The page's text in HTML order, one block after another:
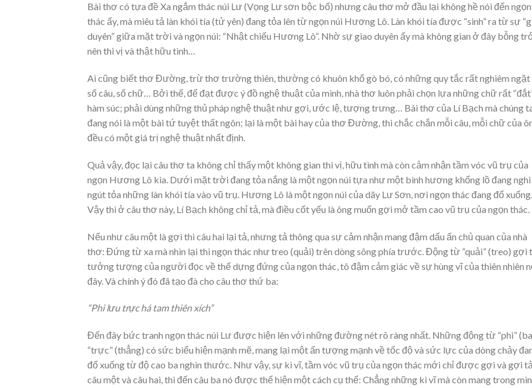
Bài thơ có tựa đề Xa ngắm thác núi Lư (Vọng Lư sơn bộc bố) nhưng câu thơ mở đầu lại không hề nói đến ngọn
thác ấy, mà miêu tả làn khói tía (tử yên) đang tỏa lên từ ngọn núi Hương Lô. Làn khói tía được “sinh” ra từ sự
duyên” giữa mặt trời và ngọn núi: “Nhật chiếu Hương Lô”. Nhờ sự giao duyên ấy mà không gian ở đây bỗng
nên thi vị và thật hữu tình…
Ai cũng biết thơ Đường, trừ thơ trường thiên, thường có khuôn khổ gò bó, có những quy tắc rất nghiêm ngặt
số câu, số chữ… Bởi thế, để đạt được ý đồ nghệ thuật của mình, nhà thơ luôn phải chọn lựa những chữ rất
hàm súc; phải dùng những thủ pháp nghệ thuật như gợi, ước lệ, tượng trưng… Bài thơ của Lí Bạch mà chúng
đang nói là một bài tứ tuyệt thất ngôn; lại là một bài hay của thơ Đường, thì chắc chắn mỗi câu, mỗi chữ của
đều có một giá trị nghệ thuật nhất định.
Quả vậy, đọc lại câu thơ ta không chỉ thấy một không gian thi vị, hữu tình mà còn cảm nhận tầm vóc vũ trụ của
ngọn Hương Lô kia. Dưới mặt trời đang tỏa nắng là một ngọn núi tựa như một bình hương khổng lồ đang nghi
ngút tỏa những làn khói tía vào vũ trụ. Hương Lô là một ngọn núi của dãy Lư Sơn, nơi ngọn thác đang đổ xuống.
Vậy thì ở câu thơ này, Lí Bạch không chỉ tả, mà điều cốt yếu là ông muốn gợi mở tầm cao vũ trụ của ngọn thác.
Nếu như câu một là gợi thì câu hai lại tả, nhưng tả thông qua sự cảm nhận mang đậm dấu ấn chủ quan của nhà
thơ: Đứng từ xa mà nhìn lại thì ngọn thác như treo (quải) trên dòng sông phía trước. Động từ “quải” (treo) gợi
tưởng tượng của người đọc về thế dựng đứng của ngọn thác, tô đậm cảm giác về sự hùng vĩ của thiên nhiên
đây. Và chính ý đó đã tạo đà cho câu thơ thứ ba:
“Phi lưu trực há tam thiên xích”
Đến đây bức tranh ngọn thác núi Lư được hiện lên với những đường nét rõ ràng nhất. Những động từ “phi”
“trực” (thẳng) có sức biểu hiện mạnh mẽ, mang lại một ấn tượng mạnh về tốc độ và sức lực của dòng chảy
đổ xuống từ độ cao ba nghìn thước. Như vậy, sự kì vĩ, tầm vóc vũ trụ của ngọn thác mới chỉ được gợi và gợi
câu một và câu hai, thì đến câu ba nó được thể hiện một cách cụ thể: Chẳng những kì vĩ mà còn mang trong